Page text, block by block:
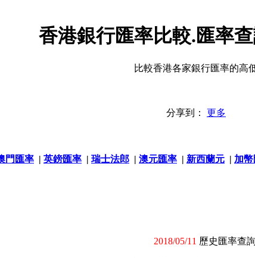
香港銀行匯率比較.匯率
比較香港各家銀行匯率的高
分享到： 更多
門匯率 | 英鎊匯率 | 瑞士法郎 | 澳元匯率 | 新西蘭元 | 加
2018/05/11 歷史匯率查詢